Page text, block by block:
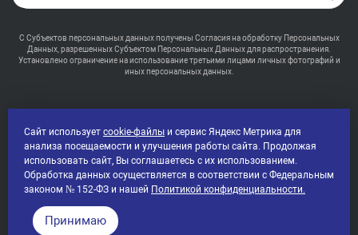
С Субъектов персональных данных получены Согласия на обработку Персональных
Данных, разрешенных Субъектом Персональных Данных для распространения.
Установлено ограничение на использование третьими лицами личных фотографий и
иных персональных данных.
2000-2026 © Промсвет - Профессиональная светотехника
Все права защищены
Сайт использует cookie-файлы и сервис Яндекс Метрика для
анализа посещаемости и улучшения работы сайта. Продолжая
использовать сайт, Вы соглашаетесь с их использованием.
Обработка данных осуществляется в соответствии с Федеральным
законом № 152-ФЗ и нашей Политикой конфиденциальности.
Принимаю